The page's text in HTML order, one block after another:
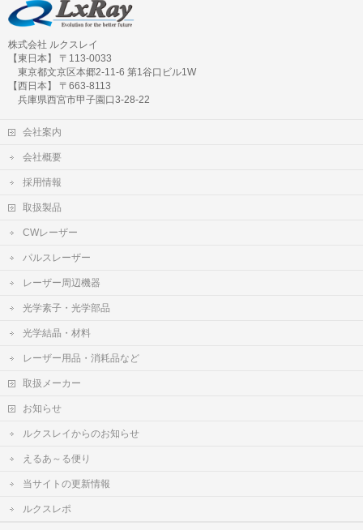
株式会社 ルクスレイ
【東日本】 〒113-0033
東京都文京区本郷2-11-6 第1谷口ビル1W
【西日本】 〒663-8113
兵庫県西宮市甲子園口3-28-22
会社案内
会社概要
採用情報
取扱製品
CWレーザー
パルスレーザー
レーザー周辺機器
光学素子・光学部品
光学結晶・材料
レーザー用品・消耗品など
取扱メーカー
お知らせ
ルクスレイからのお知らせ
えるあ～る便り
当サイトの更新情報
ルクスレポ